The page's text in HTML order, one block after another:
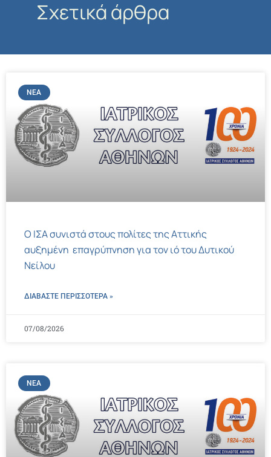
Σχετικά άρθρα
ΝΈΑ
Ο ΙΣΑ συνιστά στους πολίτες της Αττικής
αυξημένη επαγρύπνηση για τον ιό του Δυτικού
Νείλου
ΔΙΑΒΑΣΤΕ ΠΕΡΙΣΣΌΤΕΡΑ »
07/08/2026
ΝΈΑ